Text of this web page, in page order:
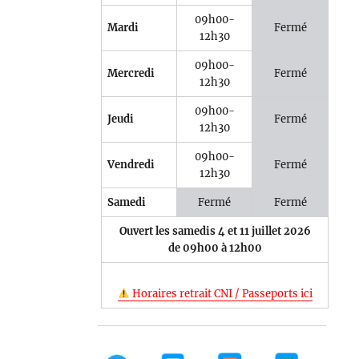
Mardi
09h00-
12h30
Fermé
Mercredi
09h00-
12h30
Fermé
Jeudi
09h00-
12h30
Fermé
Vendredi
09h00-
12h30
Fermé
Samedi Fermé Fermé
Ouvert les samedis 4 et 11 juillet 2026
de 09h00 à 12h00
Horaires retrait CNI / Passeports ici